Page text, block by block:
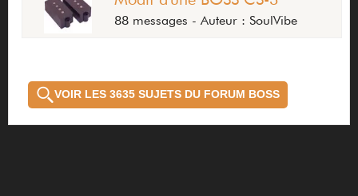
88 messages - Auteur : SoulVibe
VOIR LES 3635 SUJETS DU FORUM BOSS